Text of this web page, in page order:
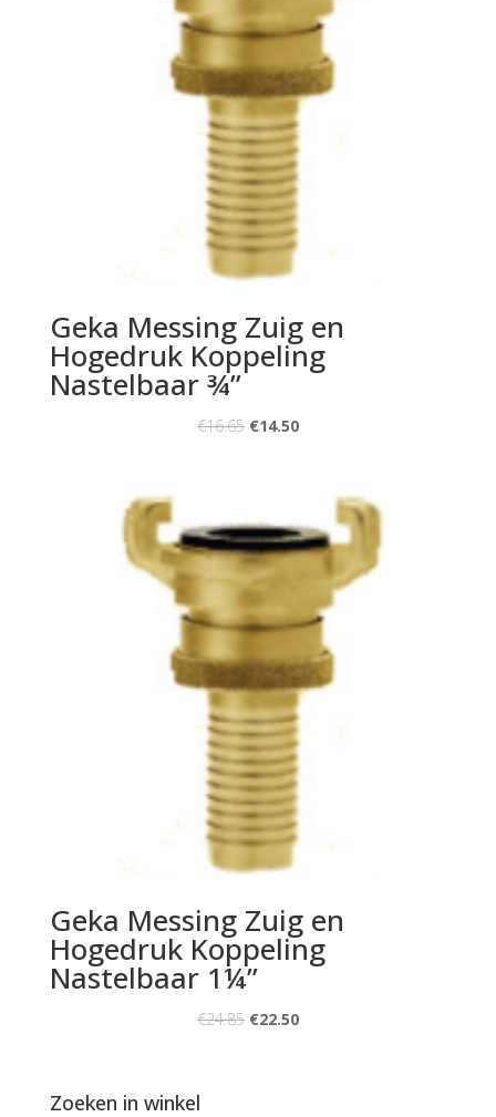
Geka Messing Zuig en
Hogedruk Koppeling
Nastelbaar ¾”
€16.65 €14.50
Geka Messing Zuig en
Hogedruk Koppeling
Nastelbaar 1¼”
€24.85 €22.50
Zoeken in winkel